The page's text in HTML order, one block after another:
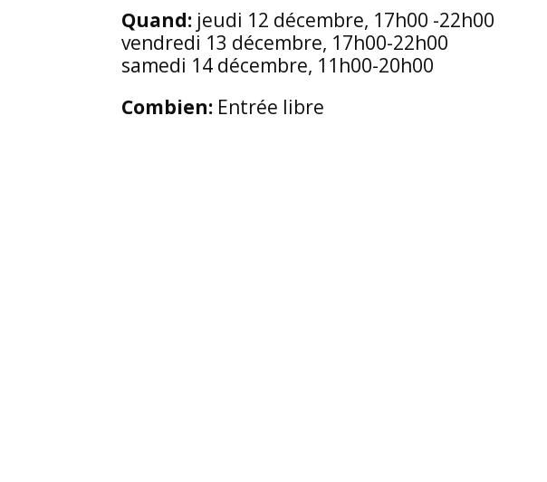
Quand: jeudi 12 décembre, 17h00 -22h00
vendredi 13 décembre, 17h00-22h00
samedi 14 décembre, 11h00-20h00
Combien: Entrée libre